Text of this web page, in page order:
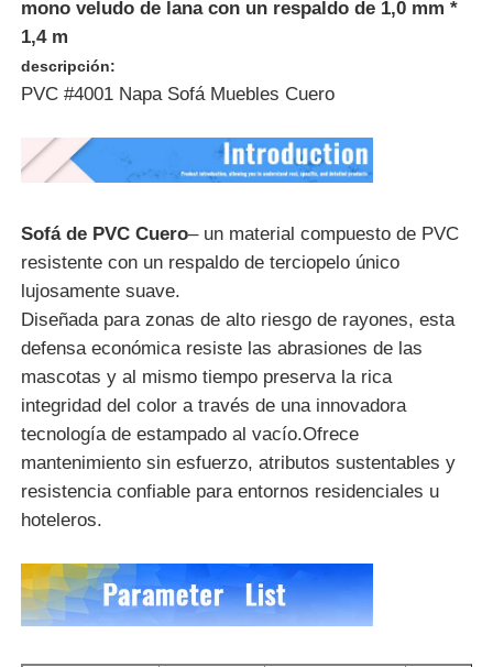
Material de cuero del PVC
cuero micro de la fibra
Material de cuero de PU
Material de Zapatos de Seguridad
Material de cuero de gamuza
Tela del ante
mono veludo de lana con un respaldo de 1,0 mm *
1,4 m
descripción:
PVC #4001 Napa Sofá Muebles Cuero
Sofá de PVC Cuero– un material compuesto de PVC
resistente con un respaldo de terciopelo único
lujosamente suave.
Diseñada para zonas de alto riesgo de rayones, esta
defensa económica resiste las abrasiones de las
mascotas y al mismo tiempo preserva la rica
integridad del color a través de una innovadora
tecnología de estampado al vacío.Ofrece
mantenimiento sin esfuerzo, atributos sustentables y
resistencia confiable para entornos residenciales u
hoteleros.